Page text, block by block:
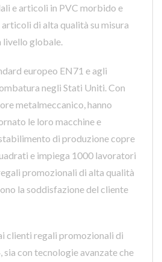
e articoli in PVC morbido e
di alta qualità su misura
globale.
europeo EN71 e agli
negli Stati Uniti. Con
metalmeccanico, hanno
le loro macchine e
di produzione copre
e impiega 1000 lavoratori
promozionali di alta qualità
la soddisfazione del cliente
clienti regali promozionali di
sia con tecnologie avanzate che